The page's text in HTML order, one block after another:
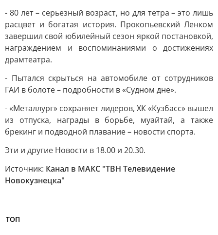
- 80 лет – серьезный возраст, но для тетра – это лишь
расцвет и богатая история. Прокопьевский Ленком
завершил свой юбилейный сезон яркой постановкой,
награждением и воспоминаниями о достижениях
драмтеатра.
- Пытался скрыться на автомобиле от сотрудников
ГАИ в болоте – подробности в «Судном дне».
- «Металлург» сохраняет лидеров, ХК «Кузбасс» вышел
из отпуска, награды в борьбе, муайтай, а также
брекинг и подводной плавание – новости спорта.
Эти и другие Новости в 18.00 и 20.30.
Источник: Канал в МАКС "ТВН Телевидение
Новокузнецка"
ТОП